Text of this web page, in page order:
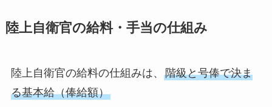
陸上自衛官の給料・手当の仕組み
陸上自衛官の給料の仕組みは、 階級と号俸で決ま
る基本給（俸給額）